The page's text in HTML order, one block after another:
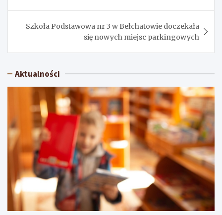
Szkoła Podstawowa nr 3 w Bełchatowie doczekała
się nowych miejsc parkingowych
Aktualności